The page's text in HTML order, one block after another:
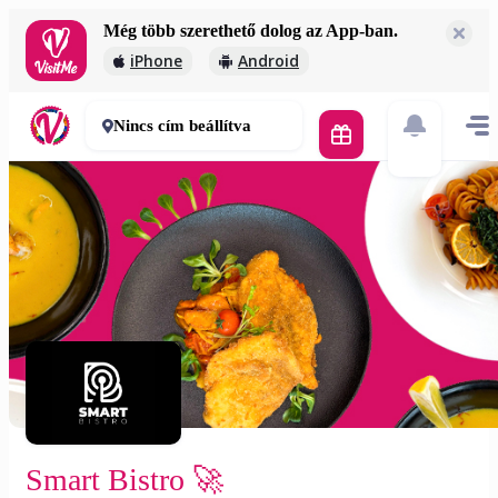
Még több szerethető dolog az App-ban.
iPhone Android
Smart Bistro 🚀
2 000 Ft
30-50 perc
Nincs cím beállítva
Smart Bistro 🚀